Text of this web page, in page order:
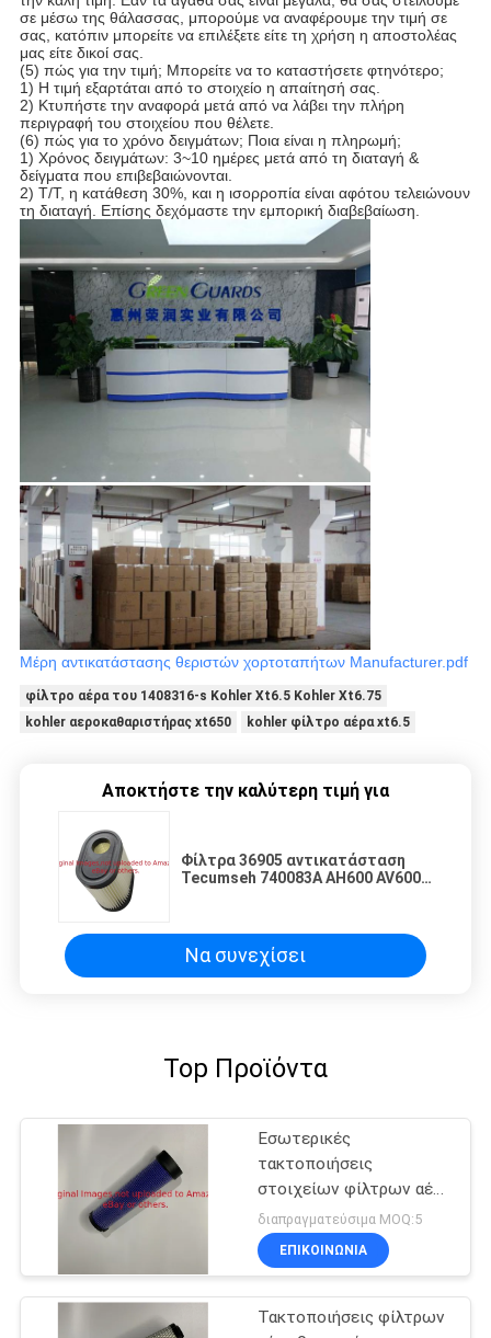
σε μέσω της θάλασσας, μπορούμε να αναφέρουμε την τιμή σε
σας, κατόπιν μπορείτε να επιλέξετε είτε τη χρήση η αποστολέας
μας είτε δικοί σας.
(5) πώς για την τιμή; Μπορείτε να το καταστήσετε φτηνότερο;
1) Η τιμή εξαρτάται από το στοιχείο η απαίτησή σας.
2) Κτυπήστε την αναφορά μετά από να λάβει την πλήρη
περιγραφή του στοιχείου που θέλετε.
(6) πώς για το χρόνο δειγμάτων; Ποια είναι η πληρωμή;
1) Χρόνος δειγμάτων: 3~10 ημέρες μετά από τη διαταγή &
δείγματα που επιβεβαιώνονται.
2) T/T, η κατάθεση 30%, και η ισορροπία είναι αφότου τελειώνουν
τη διαταγή. Επίσης δεχόμαστε την εμπορική διαβεβαίωση.
Μέρη αντικατάστασης θεριστών χορτοταπήτων Manufacturer.pdf
φίλτρο αέρα του 1408316-s Kohler Xt6.5 Kohler Xt6.75
kohler αεροκαθαριστήρας xt650
kohler φίλτρο αέρα xt6.5
Αποκτήστε την καλύτερη τιμή για
Φίλτρα 36905 αντικατάσταση
Tecumseh 740083A AH600 AV600
Να συνεχίσει
Top Προϊόντα
Εσωτερικές
τακτοποιήσεις
στοιχείων φίλτρων αέρα
θεριστών
χορτοταπήτων
GRE68049 για
διαπραγματεύσιμα MOQ:5
ΕΠΙΚΟΙΝΩΝΊΑ
Τακτοποιήσεις φίλτρων